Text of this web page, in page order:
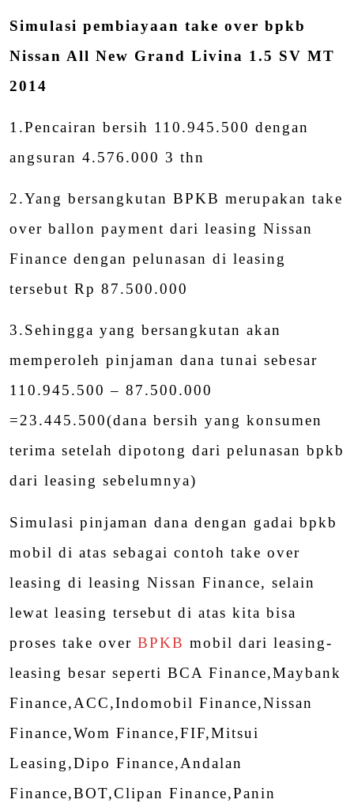
Simulasi pembiayaan take over bpkb
Nissan All New Grand Livina 1.5 SV MT
2014
1.Pencairan bersih 110.945.500 dengan
angsuran 4.576.000 3 thn
2.Yang bersangkutan BPKB merupakan take
over ballon payment dari leasing Nissan
Finance dengan pelunasan di leasing
tersebut Rp 87.500.000
3.Sehingga yang bersangkutan akan
memperoleh pinjaman dana tunai sebesar
110.945.500 – 87.500.000
=23.445.500(dana bersih yang konsumen
terima setelah dipotong dari pelunasan bpkb
dari leasing sebelumnya)
Simulasi pinjaman dana dengan gadai bpkb
mobil di atas sebagai contoh take over
leasing di leasing Nissan Finance, selain
lewat leasing tersebut di atas kita bisa
proses take over BPKB mobil dari leasing-
leasing besar seperti BCA Finance,Maybank
Finance,ACC,Indomobil Finance,Nissan
Finance,Wom Finance,FIF,Mitsui
Leasing,Dipo Finance,Andalan
Finance,BOT,Clipan Finance,Panin